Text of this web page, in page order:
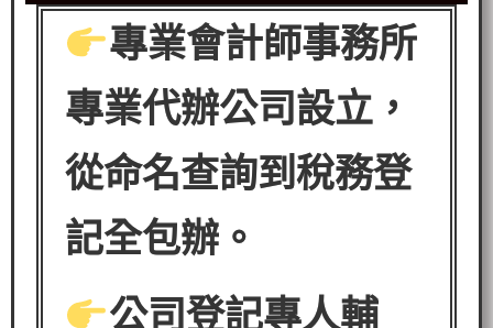
專業會計師事務所
專業代辦公司設立，
從命名查詢到稅務登
記全包辦。
公司登記專人輔